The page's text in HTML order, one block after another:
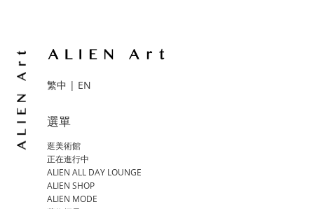
繁中 | EN
選單
逛美術館
正在進行中
ALIEN ALL DAY LOUNGE
ALIEN SHOP
ALIEN MODE